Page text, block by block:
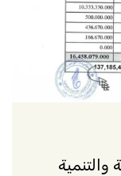
والتنمية